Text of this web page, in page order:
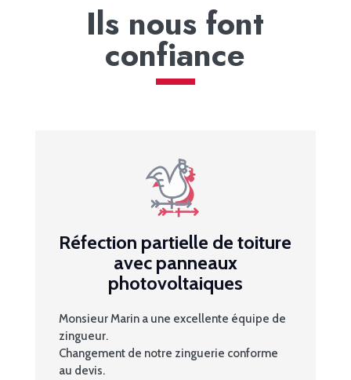
Ils nous font
confiance
Monsieur Marin a une excellente équipe de
zingueur.
Changement de notre zinguerie conforme
au devis.
Réfection partielle de toiture
avec panneaux
photovoltaiques